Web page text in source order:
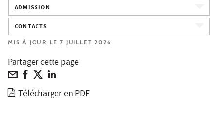
ADMISSION
CONTACTS
MIS À JOUR LE 7 JUILLET 2026
Partager cette page
Télécharger en PDF